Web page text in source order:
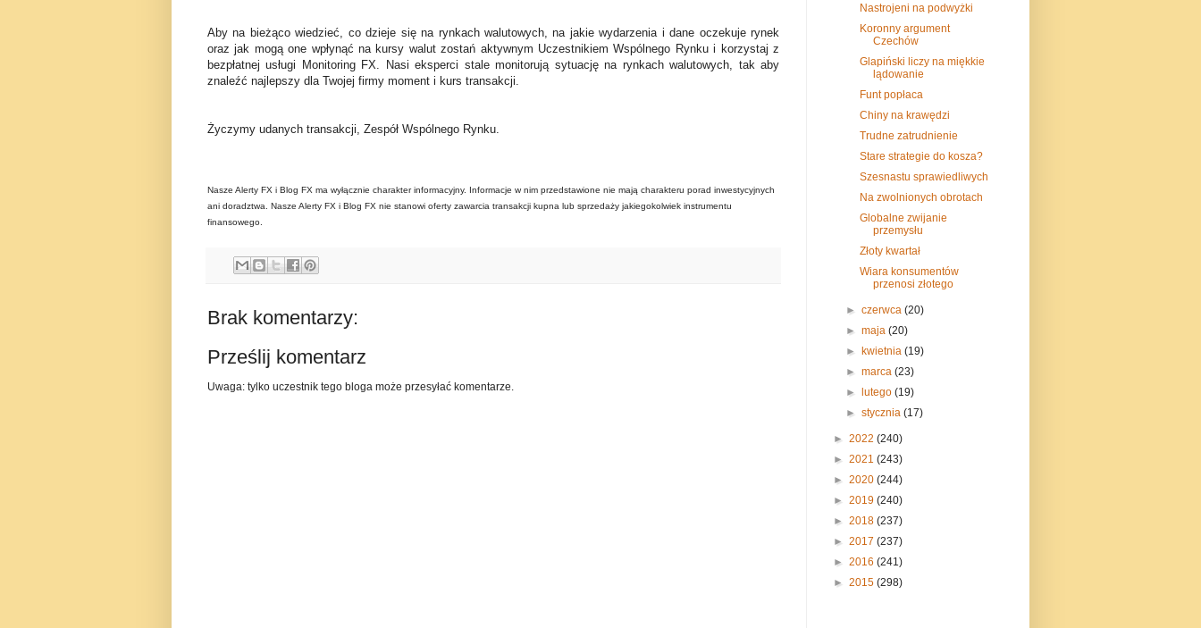
Aby na bieżąco wiedzieć, co dzieje się na rynkach walutowych, na jakie wydarzenia i dane oczekuje rynek
oraz jak mogą one wpłynąć na kursy walut zostań aktywnym Uczestnikiem Wspólnego Rynku i korzystaj z
bezpłatnej usługi Monitoring FX. Nasi eksperci stale monitorują sytuację na rynkach walutowych, tak aby
znaleźć najlepszy dla Twojej firmy moment i kurs transakcji.
Życzymy udanych transakcji, Zespół Wspólnego Rynku.
Nasze Alerty FX i Blog FX ma wyłącznie charakter informacyjny. Informacje w nim przedstawione nie mają charakteru porad inwestycyjnych
ani doradztwa. Nasze Alerty FX i Blog FX nie stanowi oferty zawarcia transakcji kupna lub sprzedaży jakiegokolwiek instrumentu
finansowego.
Brak komentarzy:
Prześlij komentarz
Uwaga: tylko uczestnik tego bloga może przesyłać komentarze.
Nastrojeni na podwyżki
Koronny argument
Czechów
Glapiński liczy na miękkie
lądowanie
Funt popłaca
Chiny na krawędzi
Trudne zatrudnienie
Stare strategie do kosza?
Szesnastu sprawiedliwych
Na zwolnionych obrotach
Globalne zwijanie
przemysłu
Złoty kwartał
Wiara konsumentów
przenosi złotego
►czerwca(20)
►maja(20)
►kwietnia(19)
►marca(23)
►lutego(19)
►stycznia(17)
► 2022 (240)
► 2021 (243)
► 2020 (244)
► 2019 (240)
► 2018 (237)
► 2017 (237)
► 2016 (241)
► 2015 (298)